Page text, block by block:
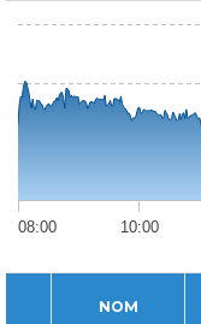
10:00
08:00
NOM